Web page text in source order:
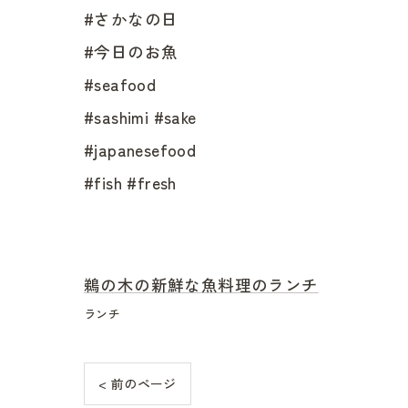
#さかなの日
#今日のお魚
#seafood
#sashimi #sake
#japanesefood
#fish #fresh
鵜の木の新鮮な魚料理のランチ
ランチ
< 前のページ